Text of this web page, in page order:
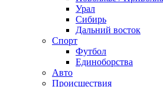
Урал
Сибирь
Дальний восток
Спорт
Футбол
Единоборства
Авто
Происшествия